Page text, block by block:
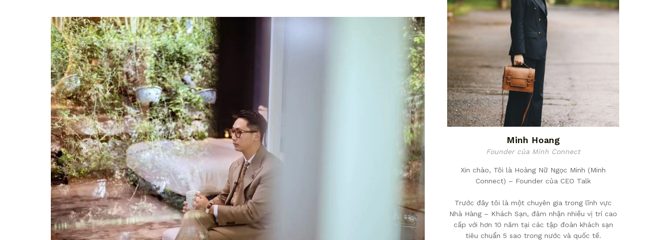
Minh Hoang
Founder của Minh Connect
Xin chào, Tôi là Hoàng Nữ Ngọc Minh (Minh
Connect) – Founder của CEO Talk
Trước đây tôi là một chuyên gia trong lĩnh vực
Nhà Hàng – Khách Sạn, đảm nhận nhiều vị trí cao
cấp với hơn 10 năm tại các tập đoàn khách sạn
tiêu chuẩn 5 sao trong nước và quốc tế.